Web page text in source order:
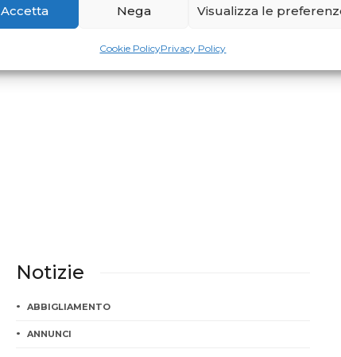
Accetta Nega Visualizza le
Cookie PolicyPrivacy Policy
Notizie
ABBIGLIAMENTO
ANNUNCI